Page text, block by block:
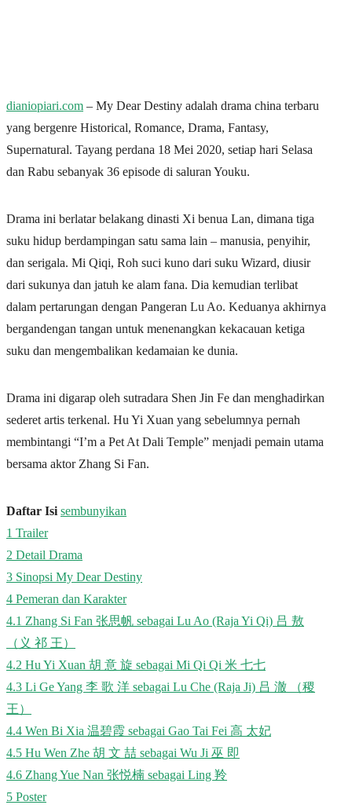
dianiopiari.com – My Dear Destiny adalah drama china terbaru
yang bergenre Historical, Romance, Drama, Fantasy,
Supernatural. Tayang perdana 18 Mei 2020, setiap hari Selasa
dan Rabu sebanyak 36 episode di saluran Youku.
Drama ini berlatar belakang dinasti Xi benua Lan, dimana tiga
suku hidup berdampingan satu sama lain – manusia, penyihir,
dan serigala. Mi Qiqi, Roh suci kuno dari suku Wizard, diusir
dari sukunya dan jatuh ke alam fana. Dia kemudian terlibat
dalam pertarungan dengan Pangeran Lu Ao. Keduanya akhirnya
bergandengan tangan untuk menenangkan kekacauan ketiga
suku dan mengembalikan kedamaian ke dunia.
Drama ini digarap oleh sutradara Shen Jin Fe dan menghadirkan
sederet artis terkenal. Hu Yi Xuan yang sebelumnya pernah
membintangi “I’m a Pet At Dali Temple” menjadi pemain utama
bersama aktor Zhang Si Fan.
Daftar Isi sembunyikan
1 Trailer
2 Detail Drama
3 Sinopsi My Dear Destiny
4 Pemeran dan Karakter
4.1 Zhang Si Fan 张思帆 sebagai Lu Ao (Raja Yi Qi) 吕 敖
（义 祁 王）
4.2 Hu Yi Xuan 胡 意 旋 sebagai Mi Qi Qi 米 七七
4.3 Li Ge Yang 李 歌 洋 sebagai Lu Che (Raja Ji) 吕 澈 （稷
王）
4.4 Wen Bi Xia 温碧霞 sebagai Gao Tai Fei 高 太妃
4.5 Hu Wen Zhe 胡 文 喆 sebagai Wu Ji 巫 即
4.6 Zhang Yue Nan 张悦楠 sebagai Ling 羚
5 Poster